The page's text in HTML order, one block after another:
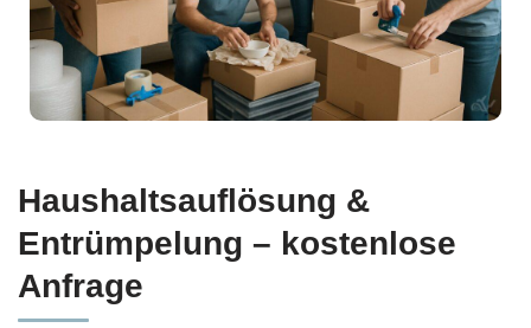
Haushaltsauflösung &
Entrümpelung – kostenlose
Anfrage